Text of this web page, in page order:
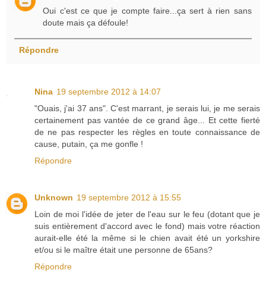
Oui c'est ce que je compte faire...ça sert à rien sans
doute mais ça défoule!
Répondre
Nina 19 septembre 2012 à 14:07
"Ouais, j'ai 37 ans". C'est marrant, je serais lui, je me serais
certainement pas vantée de ce grand âge... Et cette fierté
de ne pas respecter les règles en toute connaissance de
cause, putain, ça me gonfle !
Répondre
Unknown 19 septembre 2012 à 15:55
Loin de moi l'idée de jeter de l'eau sur le feu (dotant que je
suis entièrement d'accord avec le fond) mais votre réaction
aurait-elle été la même si le chien avait été un yorkshire
et/ou si le maître était une personne de 65ans?
Répondre